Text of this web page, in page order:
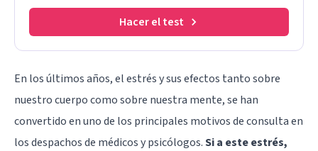
Hacer el test
En los últimos años,el estrésy sus efectos tanto sobre
nuestro cuerpo como sobre nuestra mente, se han
convertido en uno de los principales motivos de consulta en
los despachos de médicos y psicólogos.Si a este estrés,